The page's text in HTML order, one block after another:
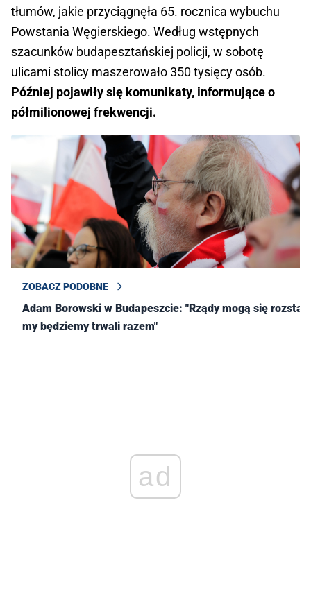
tłumów, jakie przyciągnęła 65. rocznica wybuchu
Powstania Węgierskiego. Według wstępnych
szacunków budapesztańskiej policji, w sobotę
ulicami stolicy maszerowało 350 tysięcy osób.
Później pojawiły się komunikaty, informujące o
półmilionowej frekwencji.
ZOBACZ PODOBNE
Adam Borowski w Budapeszcie: "Rządy mogą się rozstać,
my będziemy trwali razem"
ad